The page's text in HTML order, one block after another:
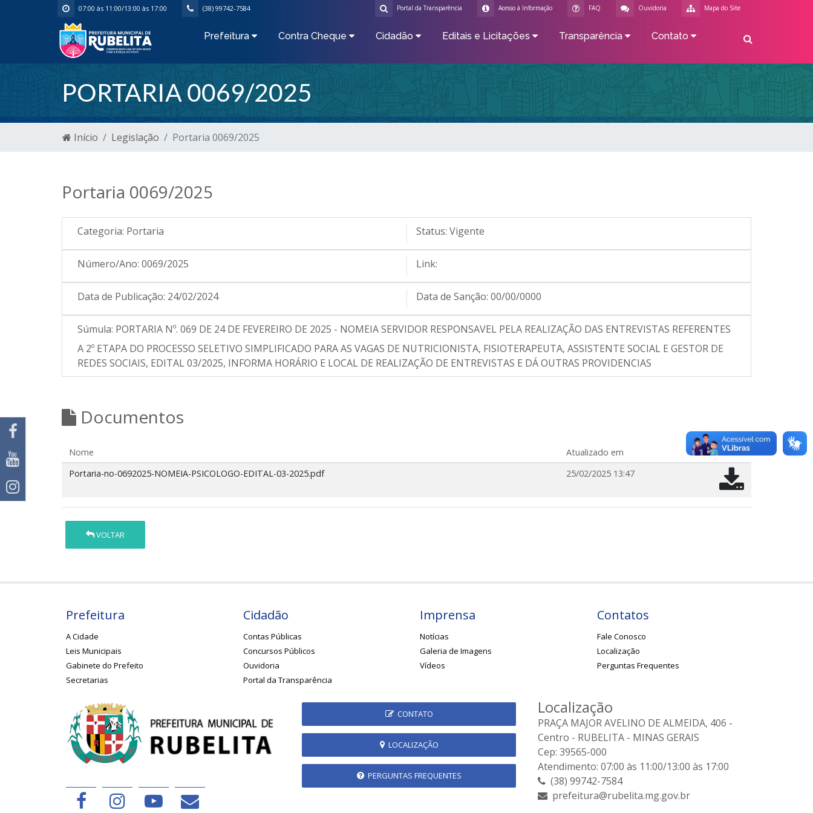
07:00 às 11:00/13:00 às 17:00 (38) 99742-7584 Mapa do Site
Ouvidoria
FAQ
Acesso à Informação
Portal da Transparência
Prefeitura Contra Cheque Cidadão Editais e Licitações Transparência Contato
PORTARIA 0069/2025
Início Legislação Portaria 0069/2025
Portaria 0069/2025
Categoria: Portaria Status: Vigente
Número/Ano: 0069/2025 Link:
Data de Publicação: 24/02/2024 Data de Sanção: 00/00/0000
Súmula: PORTARIA Nº. 069 DE 24 DE FEVEREIRO DE 2025 - NOMEIA SERVIDOR RESPONSAVEL PELA REALIZAÇÃO DAS ENTREVISTAS REFERENTES
A 2º ETAPA DO PROCESSO SELETIVO SIMPLIFICADO PARA AS VAGAS DE NUTRICIONISTA, FISIOTERAPEUTA, ASSISTENTE SOCIAL E GESTOR DE
REDES SOCIAIS, EDITAL 03/2025, INFORMA HORÁRIO E LOCAL DE REALIZAÇÃO DE ENTREVISTAS E DÁ OUTRAS PROVIDENCIAS
Documentos
Nome
Atualizado em
Portaria-no-0692025-NOMEIA-PSICOLOGO-EDITAL-03-2025.pdf
25/02/2025 13:47
VOLTAR
Prefeitura
A Cidade
Leis Municipais
Gabinete do Prefeito
Secretarias
Cidadão
Contas Públicas
Concursos Públicos
Ouvidoria
Portal da Transparência
Imprensa
Notícias
Galeria de Imagens
Vídeos
Contatos
Fale Conosco
Localização
Perguntas Frequentes
CONTATO
LOCALIZAÇÃO
PERGUNTAS FREQUENTES
Localização
PRAÇA MAJOR AVELINO DE ALMEIDA, 406 -
Centro - RUBELITA - MINAS GERAIS
Cep: 39565-000
Atendimento: 07:00 às 11:00/13:00 às 17:00
(38) 99742-7584
prefeitura@rubelita.mg.gov.br